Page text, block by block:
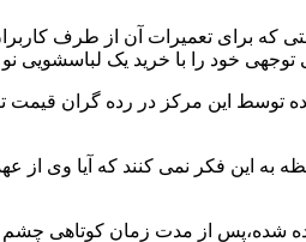
که برای تعمیرات آن از طرف
خود را با خرید یک لباسشویی نو
توسط این مرکز در رده گران قیمت
به این فکر نمی کنند که آیا وی از
شده،پس از مدت زمان کوتاهی